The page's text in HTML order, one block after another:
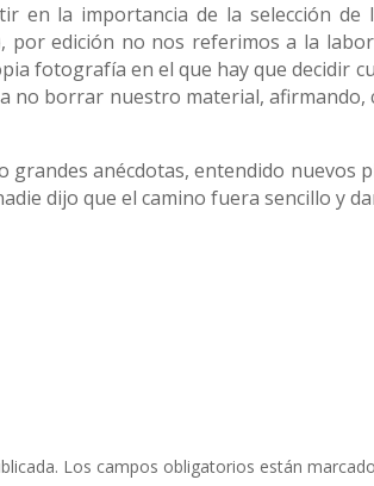
en la importancia de la selección de
por edición no nos referimos a la
fotografía en el que hay que decidir
no borrar nuestro material,
anécdotas, entendido nuevos
dijo que el camino fuera sencillo y
Los campos obligatorios están